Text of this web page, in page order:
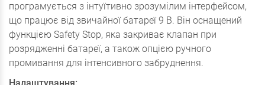
програмується з інтуїтивно зрозумілим інтерфейсом,
що працює від звичайної батареї 9 В. Він оснащений
функцією Safety Stop, яка закриває клапан при
розрядженні батареї, а також опцією ручного
промивання для інтенсивного забруднення.